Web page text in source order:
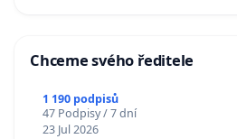
Chceme svého ředitele
1 190 podpisů
47 Podpisy / 7 dní
23 Jul 2026